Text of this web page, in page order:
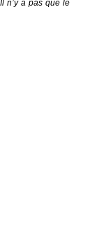
Il n’y a pas que le